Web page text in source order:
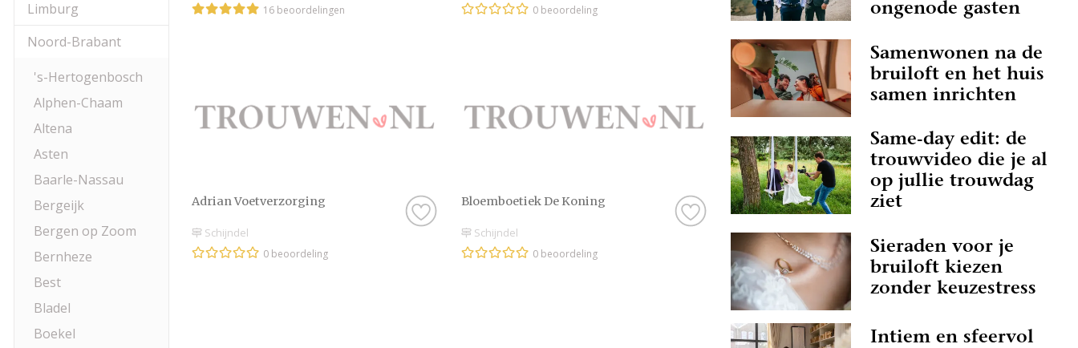
Limburg
Noord-Brabant
's-Hertogenbosch
Alphen-Chaam
Altena
Asten
Baarle-Nassau
Bergeijk
Bergen op Zoom
Bernheze
Best
Bladel
Boekel
16 beoordelingen 0 beoordeling
Adrian Voetverzorging
Schijndel
0 beoordeling
Bloemboetiek De Koning
Schijndel
0 beoordeling
ongenode gasten
Samenwonen na de
bruiloft en het huis
samen inrichten
Same-day edit: de
trouwvideo die je al
op jullie trouwdag
ziet
Sieraden voor je
bruiloft kiezen
zonder keuzestress
Intiem en sfeervol